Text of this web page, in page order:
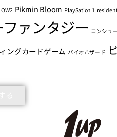
OW2 Pikmin Bloom PlaySation 1
ァンタジー コンシュ
ングカードゲーム バイオハザード